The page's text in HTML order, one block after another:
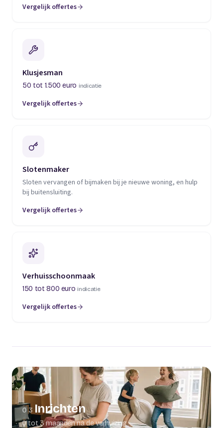
Vergelijk offertes
(opent in een nieuw tabblad)
Klusjesman
50 tot 1.500 euro indicatie
Vergelijk offertes
(opent in een nieuw tabblad)
Slotenmaker
Sloten vervangen of bijmaken bij je nieuwe woning, en hulp
bij buitensluiting.
Vergelijk offertes
(opent in een nieuw tabblad)
Verhuisschoonmaak
150 tot 800 euro indicatie
Vergelijk offertes
(opent in een nieuw tabblad)
03 Inrichten
0 tot 3 maanden na de verhuizing